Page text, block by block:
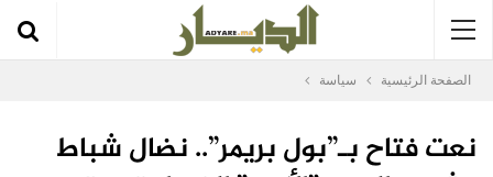
الصفحة الرئيسية سياسة
نعت فتاح بـ”بول بريمر”.. نضال شباط